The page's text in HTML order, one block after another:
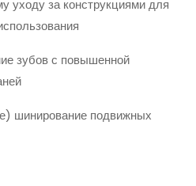
за конструкциями для
зубов с повышенной
шинирование подвижных